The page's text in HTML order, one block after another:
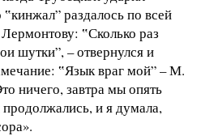
раздалось по всей
‟Сколько раз
шутки”, – отвернулся и
‟Язык враг мой” – М.
ничего, завтра мы опять
и я думала,